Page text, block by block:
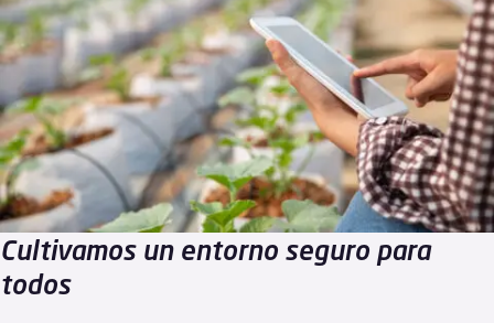
Cultivamos un entorno seguro para
todos